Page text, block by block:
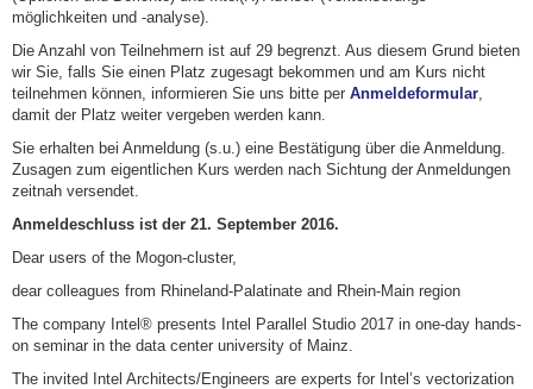
möglichkeiten und -analyse).
Die Anzahl von Teilnehmern ist auf 29 begrenzt. Aus diesem Grund bieten
wir Sie, falls Sie einen Platz zugesagt bekommen und am Kurs nicht
teilnehmen können, informieren Sie uns bitte per Anmeldeformular
damit der Platz weiter vergeben werden kann.
Sie erhalten bei Anmeldung (s.u.) eine Bestätigung über die Anmeldung.
Zusagen zum eigentlichen Kurs werden nach Sichtung der Anmeldungen
zeitnah versendet.
Anmeldeschluss ist der 21. September 2016.
Dear users of the Mogon-cluster,
dear colleagues from Rhineland-Palatinate and Rhein-Main region
The company Intel® presents Intel Parallel Studio 2017 in one-day hands-
on seminar in the data center university of Mainz.
The invited Intel Architects/Engineers are experts for Intel’s vectorization